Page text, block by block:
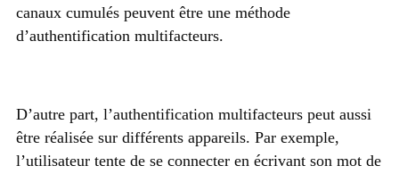
canaux cumulés peuvent être une méthode
d’authentification multifacteurs.
D’autre part, l’authentification multifacteurs peut aussi
être réalisée sur différents appareils. Par exemple,
l’utilisateur tente de se connecter en écrivant son mot de